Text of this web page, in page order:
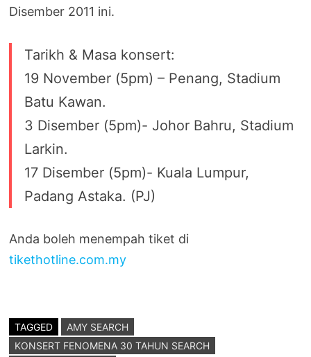
Disember 2011 ini.
Tarikh & Masa konsert:
19 November (5pm) – Penang, Stadium
Batu Kawan.
3 Disember (5pm)- Johor Bahru, Stadium
Larkin.
17 Disember (5pm)- Kuala Lumpur,
Padang Astaka. (PJ)
Anda boleh menempah tiket di
tikethotline.com.my
TAGGED
AMY SEARCH
KONSERT FENOMENA 30 TAHUN SEARCH